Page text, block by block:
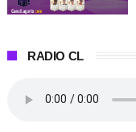
RADIO CL